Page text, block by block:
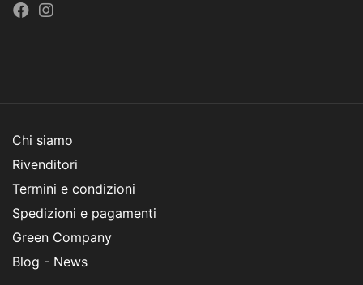
Chi siamo
Rivenditori
Termini e condizioni
Spedizioni e pagamenti
Green Company
Blog - News